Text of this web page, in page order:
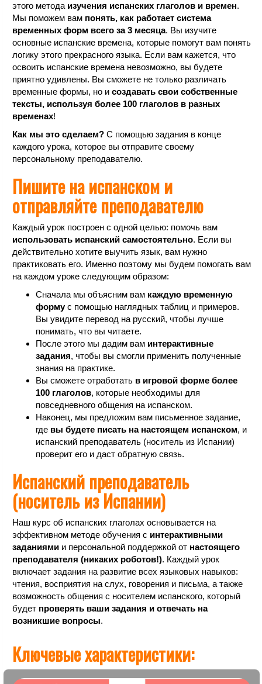
этого метода изучения испанских глаголов и времен.
Мы поможем вам понять, как работает система
временных форм всего за 3 месяца. Вы изучите
основные испанские времена, которые помогут вам понять
логику этого прекрасного языка. Если вам кажется, что
освоить испанские времена невозможно, вы будете
приятно удивлены. Вы сможете не только различать
временные формы, но и создавать свои собственные
тексты, используя более 100 глаголов в разных
временах!
Как мы это сделаем? С помощью задания в конце
каждого урока, которое вы отправите своему
персональному преподавателю.
Пишите на испанском и
отправляйте преподавателю
Каждый урок построен с одной целью: помочь вам
использовать испанский самостоятельно. Если вы
действительно хотите выучить язык, вам нужно
практиковать его. Именно поэтому мы будем помогать вам
на каждом уроке следующим образом:
Сначала мы объясним вам каждую временную
формус помощью наглядных таблиц и примеров.
Вы увидите перевод на русский, чтобы лучше
понимать, что вы читаете.
После этого мы дадим вам интерактивные
задания, чтобы вы смогли применить полученные
знания на практике.
Вы сможете отработать в игровой форме более
100 глаголов, которые необходимы для
повседневного общения на испанском.
Наконец, мы предложим вам письменное задание,
где вы будете писать на настоящем испанском, и
испанский преподаватель (носитель из Испании)
проверит его и даст обратную связь.
Испанский преподаватель
(носитель из Испании)
Наш курс об испанских глаголах основывается на
эффективном методе обучения с интерактивными
заданиями и персональной поддержкой от настоящего
преподавателя (никаких роботов!). Каждый урок
включает задания на развитие всех языковых навыков:
чтения, восприятия на слух, говорения и письма, а также
возможность общения с носителем испанского, который
будет проверять ваши задания и отвечать на
возникшие вопросы.
Ключевые характеристики: